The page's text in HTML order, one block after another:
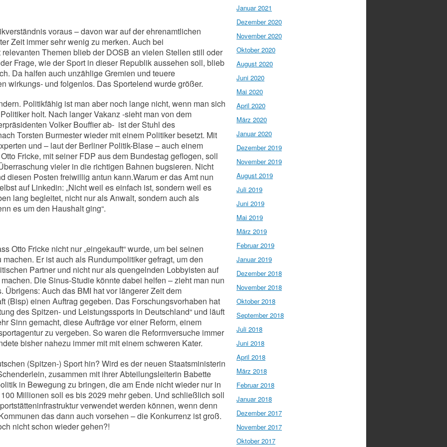
voraus – davon war auf der ehrenamtlichen
Zeit immer sehr wenig zu merken. Auch bei
Themen blieb der DOSB an vielen Stellen still oder
Frage, wie der Sport in dieser Republik aussehen soll, blieb
Da halfen auch unzählige Gremien und teuere
wirkungs- und folgenlos. Das Sportelend wurde größer.
Politikfähig ist man aber noch lange nicht, wenn man sich
holt. Nach langer Vakanz -sieht man von dem
Volker Bouffier ab- ist der Stuhl des
Torsten Burmester wieder mit einem Politiker besetzt. Mit
und – laut der Berliner Politik-Blase – auch einem
Fricke, mit seiner FDP aus dem Bundestag geflogen, soll
vieler in die richtigen Bahnen bugsieren. Nicht
diesen Posten freiwillig antun kann.Warum er das Amt nun
auf Linkedin: „Nicht weil es einfach ist, sondern weil es
lang begleitet, nicht nur als Anwalt, sondern auch als
es um den Haushalt ging“.
Otto Fricke nicht nur „eingekauft“ wurde, um bei seinen
Er ist auch als Rundumpolitiker gefragt, um den
Partner und nicht nur als quengelnden Lobbyisten auf
Die Sinus-Studie könnte dabei helfen – zieht man nun
Auch das BMI hat vor längerer Zeit dem
(Bisp) einen Auftrag gegeben. Das Forschungsvorhaben hat
des Spitzen- und Leistungssports in Deutschland“ und läuft
Sinn gemacht, diese Aufträge vor einer Reform, einem
zu vergeben. So waren die Reformversuche immer
bisher nahezu immer mit mit einem schweren Kater.
(Spitzen-) Sport hin? Wird es der neuen Staatsministerin
zusammen mit ihrer Abteilungsleiterin Babette
in Bewegung zu bringen, die am Ende nicht wieder nur in
Millionen soll es bis 2029 mehr geben. Und schließlich soll
verwendet werden können, wenn denn
das dann auch vorsehen – die Konkurrenz ist groß.
nicht schon wieder gehen?!
Januar 2021
Dezember 2020
November 2020
Oktober 2020
August 2020
Juni 2020
Mai 2020
April 2020
März 2020
Januar 2020
Dezember 2019
November 2019
August 2019
Juli 2019
Juni 2019
Mai 2019
März 2019
Februar 2019
Januar 2019
Dezember 2018
November 2018
Oktober 2018
September 2018
Juli 2018
Juni 2018
April 2018
März 2018
Februar 2018
Januar 2018
Dezember 2017
November 2017
Oktober 2017